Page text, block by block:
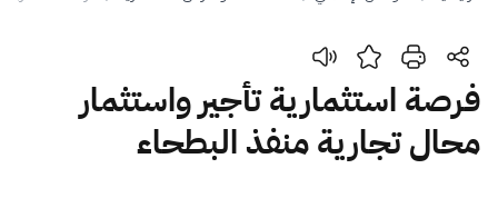
بحث
بحث بحث AI
فرصة استثمارية تأجير واستثمار
محال تجارية منفذ البطحاء